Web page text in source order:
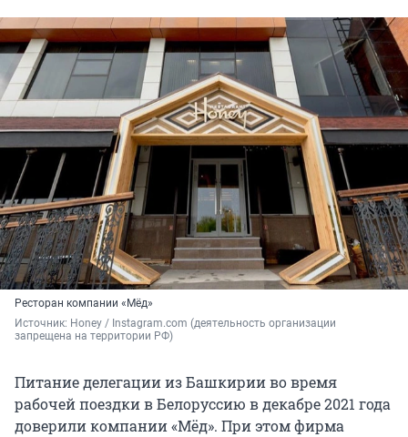
Ресторан компании «Мёд»
Источник: Honey / Instagram.com (деятельность организации
запрещена на территории РФ)
Питание делегации из Башкирии во время
рабочей поездки в Белоруссию в декабре 2021 года
доверили компании «Мёд». При этом фирма